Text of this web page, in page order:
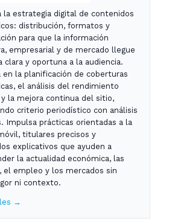
la estrategia digital de contenidos
distribución, formatos y
para que la información
empresarial y de mercado llegue
clara y oportuna a la audiencia.
en la planificación de coberturas
el análisis del rendimiento
la mejora continua del sitio,
criterio periodístico con análisis
Impulsa prácticas orientadas a la
titulares precisos y
explicativos que ayuden a
la actualidad económica, las
el empleo y los mercados sin
ni contexto.
→